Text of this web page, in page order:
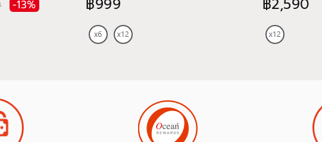
-13% ฿999 ฿2,590